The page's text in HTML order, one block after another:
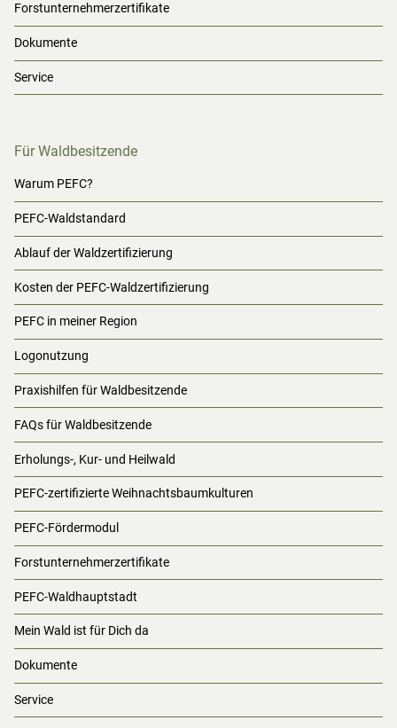
Forstunternehmerzertifikate
Dokumente
Service
Für Waldbesitzende
Warum PEFC?
PEFC-Waldstandard
Ablauf der Waldzertifizierung
Kosten der PEFC-Waldzertifizierung
PEFC in meiner Region
Logonutzung
Praxishilfen für Waldbesitzende
FAQs für Waldbesitzende
Erholungs-, Kur- und Heilwald
PEFC-zertifizierte Weihnachtsbaumkulturen
PEFC-Fördermodul
Forstunternehmerzertifikate
PEFC-Waldhauptstadt
Mein Wald ist für Dich da
Dokumente
Service